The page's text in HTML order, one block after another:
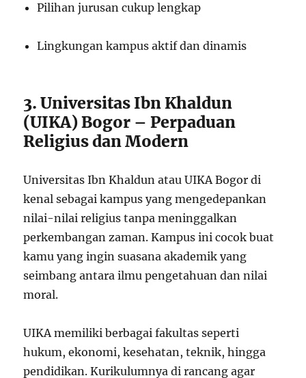
Pilihan jurusan cukup lengkap
Lingkungan kampus aktif dan dinamis
3. Universitas Ibn Khaldun
(UIKA) Bogor – Perpaduan
Religius dan Modern
Universitas Ibn Khaldun atau UIKA Bogor di
kenal sebagai kampus yang mengedepankan
nilai-nilai religius tanpa meninggalkan
perkembangan zaman. Kampus ini cocok buat
kamu yang ingin suasana akademik yang
seimbang antara ilmu pengetahuan dan nilai
moral.
UIKA memiliki berbagai fakultas seperti
hukum, ekonomi, kesehatan, teknik, hingga
pendidikan. Kurikulumnya di rancang agar